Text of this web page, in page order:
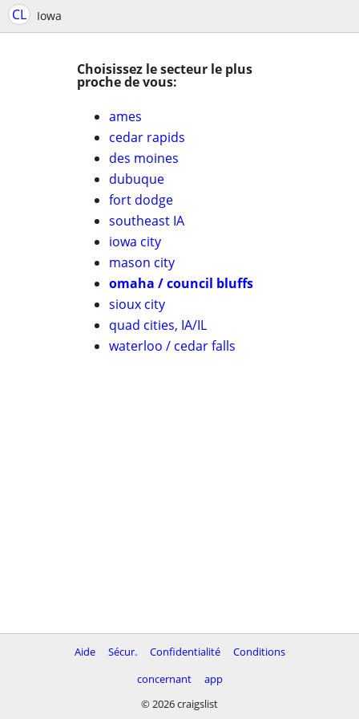
CL Iowa
Choisissez le secteur le plus
proche de vous:
ames
cedar rapids
des moines
dubuque
fort dodge
southeast IA
iowa city
mason city
omaha / council bluffs
sioux city
quad cities, IA/IL
waterloo / cedar falls
Aide Sécur. Confidentialité
Conditions
concernant
app
© 2026 craigslist